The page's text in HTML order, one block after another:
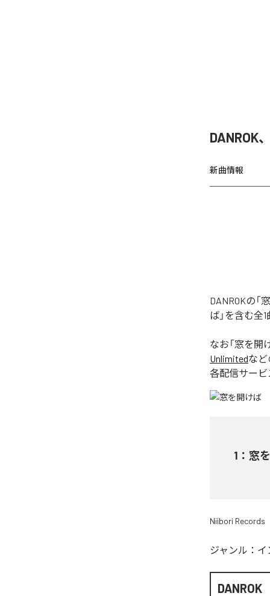
DANROK
新曲情報
DANROKの
ば」を含む全
なお「窓を開
Unlimitedなど
各配信サービ
1 ： 窓
Niibori Records
ジャンル： イ
DANROK